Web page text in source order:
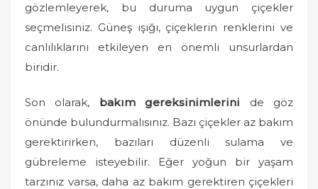
gözlemleyerek, bu duruma uygun çiçekler
seçmelisiniz. Güneş ışığı, çiçeklerin renklerini ve
canlılıklarını etkileyen en önemli unsurlardan
biridir.
Son olarak, bakım gereksinimlerini de göz
önünde bulundurmalısınız. Bazı çiçekler az bakım
gerektirirken, bazıları düzenli sulama ve
gübreleme isteyebilir. Eğer yoğun bir yaşam
tarzınız varsa, daha az bakım gerektiren çiçekleri